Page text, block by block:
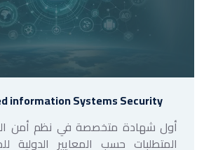
information Systems Security
أول شهادة متخصصة في نظم أمن
المتطلبات حسب المعايير الدولية